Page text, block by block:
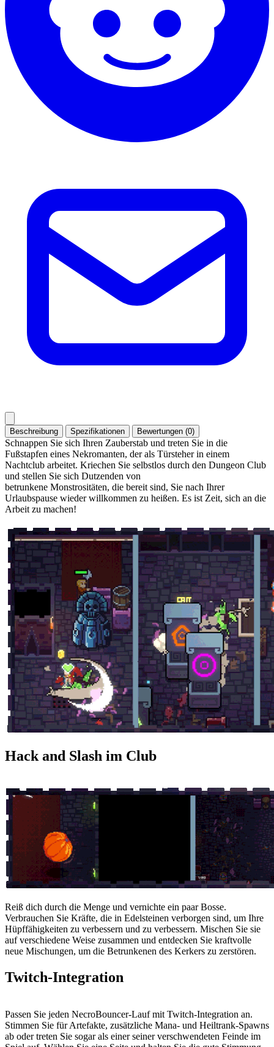
Beschreibung Spezifikationen Bewertungen (0)
Schnappen Sie sich Ihren Zauberstab und treten Sie in die
Fußstapfen eines Nekromanten, der als Türsteher in einem
Nachtclub arbeitet. Kriechen Sie selbstlos durch den Dungeon Club
und stellen Sie sich Dutzenden von
betrunkene Monstrositäten, die bereit sind, Sie nach Ihrer
Urlaubspause wieder willkommen zu heißen. Es ist Zeit, sich an die
Arbeit zu machen!
Hack and Slash im Club
Reiß dich durch die Menge und vernichte ein paar Bosse.
Verbrauchen Sie Kräfte, die in Edelsteinen verborgen sind, um Ihre
Hüpffähigkeiten zu verbessern und zu verbessern. Mischen Sie sie
auf verschiedene Weise zusammen und entdecken Sie kraftvolle
neue Mischungen, um die Betrunkenen des Kerkers zu zerstören.
Twitch-Integration
Passen Sie jeden NecroBouncer-Lauf mit Twitch-Integration an.
Stimmen Sie für Artefakte, zusätzliche Mana- und Heiltrank-Spawns
ab oder treten Sie sogar als einer seiner verschwendeten Feinde im